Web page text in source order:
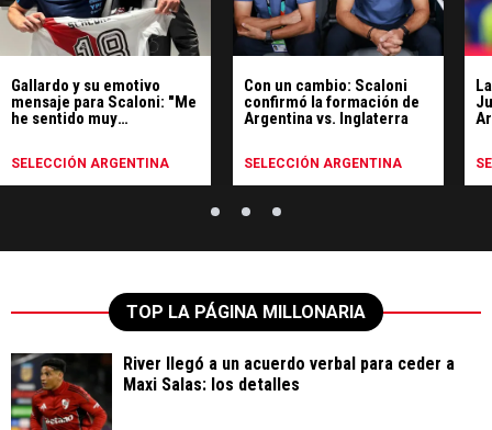
Gallardo y su emotivo
mensaje para Scaloni: "Me
he sentido muy
SELECCIÓN ARGENTINA
Con un cambio: Scaloni
confirmó la formación de
Argentina vs. Inglaterra
SELECCIÓN ARGENTINA
TOP LA PÁGINA MILLONARIA
River llegó a un acuerdo verbal para ceder a
Maxi Salas: los detalles